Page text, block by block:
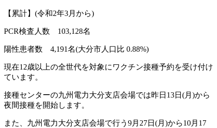
【累計】 (令和2年3月から)
PCR検査人数 103,128名
陽性患者数 4,191名(大分市人口比 0.88%)
現在12歳以上の全世代を対象にワクチン接種予約を受け付け
ています。
接種センターの九州電力大分支店会場では昨日 13日 (月 )から
夜間接種を開始します。
また、九州電力大分支店会場で行う 9月 27日 (月 )から10月 17